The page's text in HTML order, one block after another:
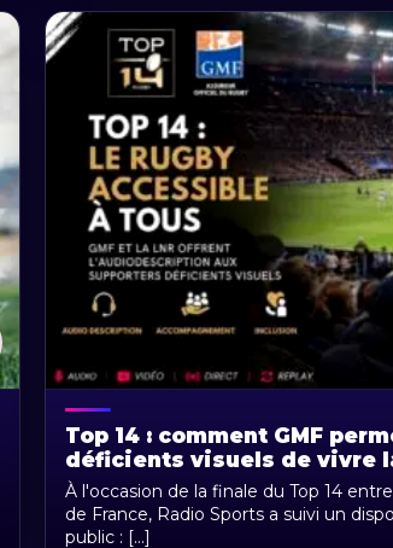
Top 14 : comment GMF
déficients visuels de vivre
À l'occasion de la finale du Top 14
de France, Radio Sports a suivi un
public : [...]